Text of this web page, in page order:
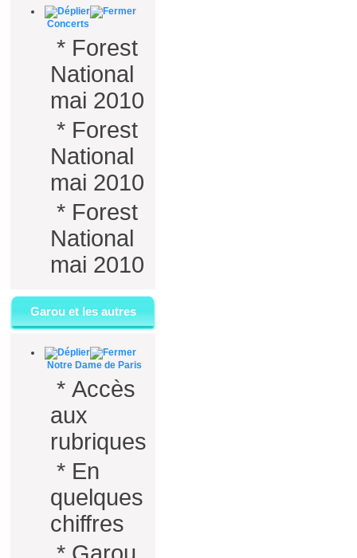
Concerts
* Forest
National
mai 2010
* Forest
National
mai 2010
* Forest
National
mai 2010
Garou et les autres
Notre Dame de Paris
* Accès
aux
rubriques
* En
quelques
chiffres